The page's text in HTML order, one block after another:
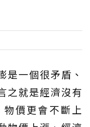
是一個很矛盾、
之就是經濟沒有
價更會不斷上